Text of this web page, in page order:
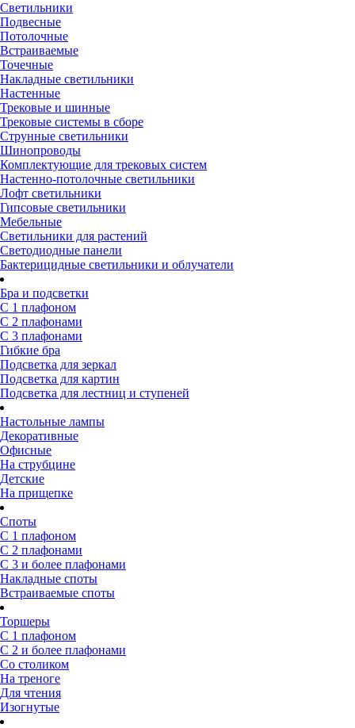
Светильники
Подвесные
Потолочные
Встраиваемые
Точечные
Накладные светильники
Настенные
Трековые и шинные
Трековые системы в сборе
Струнные светильники
Шинопроводы
Комплектующие для трековых систем
Настенно-потолочные светильники
Лофт светильники
Гипсовые светильники
Мебельные
Светильники для растений
Светодиодные панели
Бактерицидные светильники и облучатели
Бра и подсветки
С 1 плафоном
С 2 плафонами
С 3 плафонами
Гибкие бра
Подсветка для зеркал
Подсветка для картин
Подсветка для лестниц и ступеней
Настольные лампы
Декоративные
Офисные
На струбцине
Детские
На прищепке
Споты
С 1 плафоном
С 2 плафонами
С 3 и более плафонами
Накладные споты
Встраиваемые споты
Торшеры
С 1 плафоном
С 2 и более плафонами
Со столиком
На треноге
Для чтения
Изогнутые